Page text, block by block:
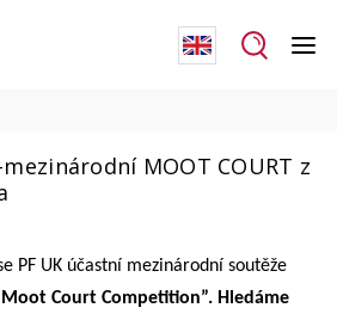
MOOT COURT z
PF UK účastní mezinárodní soutěže
Court Competition”. Hledáme